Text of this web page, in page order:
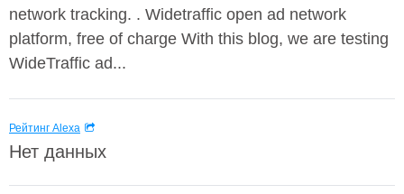
network tracking. . Widetraffic open ad network
platform, free of charge With this blog, we are testing
WideTraffic ad...
Рейтинг Alexa
Нет данных